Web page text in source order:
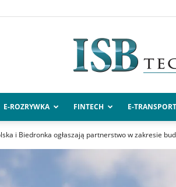
ISBtech.pl
E-ROZRYWKA FINTECH E-TRANSPORT
i Biedronka ogłaszają partnerstwo w zakresie